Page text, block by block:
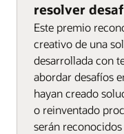
resolver
Este premio
creativo de una
desarrollada con
abordar desafíos
hayan creado
o reinventado
serán